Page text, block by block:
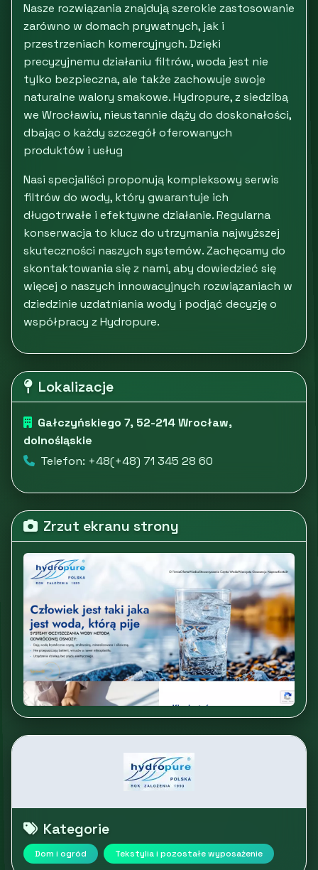
Nasze rozwiązania znajdują szerokie zastosowanie
zarówno w domach prywatnych, jak i
przestrzeniach komercyjnych. Dzięki
precyzyjnemu działaniu filtrów, woda jest nie
tylko bezpieczna, ale także zachowuje swoje
naturalne walory smakowe. Hydropure, z siedzibą
we Wrocławiu, nieustannie dąży do doskonałości,
dbając o każdy szczegół oferowanych
produktów i usług
Nasi specjaliści proponują kompleksowy serwis
filtrów do wody, który gwarantuje ich
długotrwałe i efektywne działanie. Regularna
konserwacja to klucz do utrzymania najwyższej
skuteczności naszych systemów. Zachęcamy do
skontaktowania się z nami, aby dowiedzieć się
więcej o naszych innowacyjnych rozwiązaniach w
dziedzinie uzdatniania wody i podjąć decyzję o
współpracy z Hydropure.
Lokalizacje
Gałczyńskiego 7, 52-214 Wrocław,
dolnośląskie
Telefon: +48(+48) 71 345 28 60
Zrzut ekranu strony
Kategorie
Dom i ogród Tekstylia i pozostałe wyposażenie